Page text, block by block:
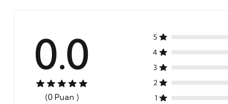
0.0
(0 Puan )
5
4
3
2
1